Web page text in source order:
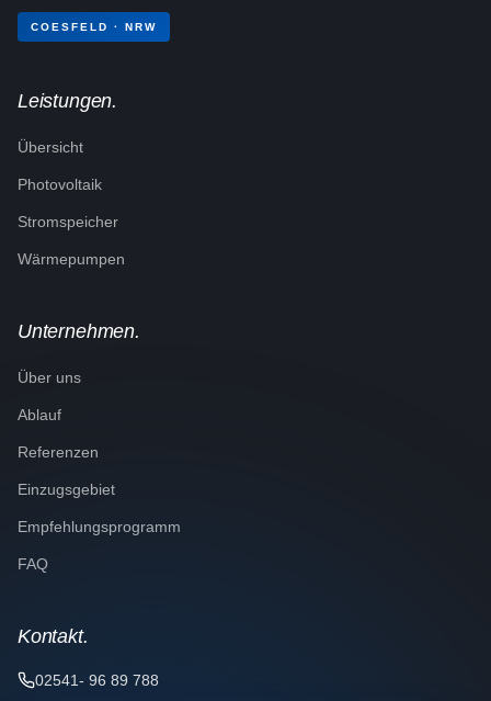
COESFELD · NRW
Leistungen.
Übersicht
Photovoltaik
Stromspeicher
Wärmepumpen
Unternehmen.
Über uns
Ablauf
Referenzen
Einzugsgebiet
Empfehlungsprogramm
FAQ
Kontakt.
02541- 96 89 788